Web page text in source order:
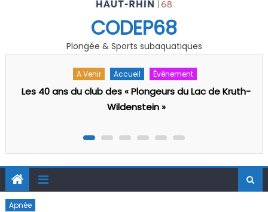
CODEP68
Plongée & Sports subaquatiques
A Venir Actualités PSP
PSP : Formation arbitre /juge fédéral 1er degré
Apnée